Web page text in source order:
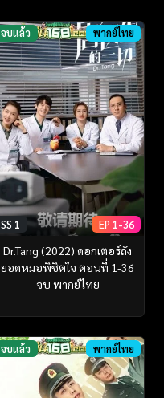
จบแล้ว พากย์ไทย
SS 1 EP 1-36
Dr.Tang (2022) ดอกเตอร์ถัง
ยอดหมอพิชิตใจ ตอนที่ 1-36
จบ พากย์ไทย
จบแล้ว พากย์ไทย